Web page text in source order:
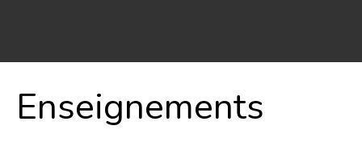
Enseignements